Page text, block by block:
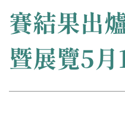
賽結果出
暨展覽5月